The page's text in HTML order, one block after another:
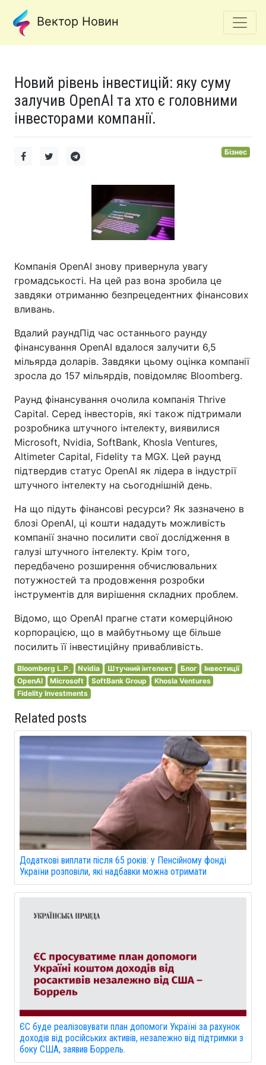
Вектор Новин
Новий рівень інвестицій: яку суму
залучив OpenAI та хто є головними
інвесторами компанії.
Бізнес
Компанія OpenAI знову привернула увагу
громадськості. На цей раз вона зробила це
завдяки отриманню безпрецедентних фінансових
вливань.
Вдалий раундПід час останнього раунду
фінансування OpenAI вдалося залучити 6,5
мільярда доларів. Завдяки цьому оцінка компанії
зросла до 157 мільярдів, повідомляє Bloomberg.
Раунд фінансування очолила компанія Thrive
Capital. Серед інвесторів, які також підтримали
розробника штучного інтелекту, виявилися
Microsoft, Nvidia, SoftBank, Khosla Ventures,
Altimeter Capital, Fidelity та MGX. Цей раунд
підтвердив статус OpenAI як лідера в індустрії
штучного інтелекту на сьогоднішній день.
На що підуть фінансові ресурси? Як зазначено в
блозі OpenAI, ці кошти нададуть можливість
компанії значно посилити свої дослідження в
галузі штучного інтелекту. Крім того,
передбачено розширення обчислювальних
потужностей та продовження розробки
інструментів для вирішення складних проблем.
Відомо, що OpenAI прагне стати комерційною
корпорацією, що в майбутньому ще більше
посилить її інвестиційну привабливість.
Bloomberg L.P. Nvidia Штучний інтелект Блог
Інвестиції
OpenAI
Microsoft SoftBank Group
Khosla Ventures
Fidelity Investments
Related posts
Додаткові виплати після 65 років: у Пенсійному фонді
України розповіли, які надбавки можна отримати
ЄС буде реалізовувати план допомоги Україні за рахунок
доходів від російських активів, незалежно від підтримки з
боку США, заявив Боррель.